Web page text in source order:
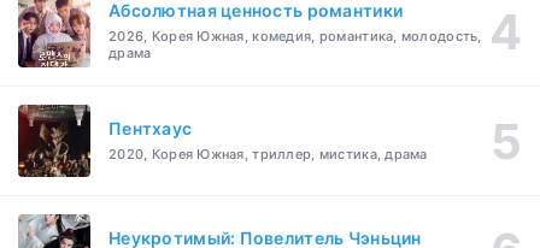
Абсолютная ценность романтики
2026, Корея Южная, комедия, романтика, молодость,
драма
Пентхаус
2020, Корея Южная, триллер, мистика, драма
Неукротимый: Повелитель Чэньцин